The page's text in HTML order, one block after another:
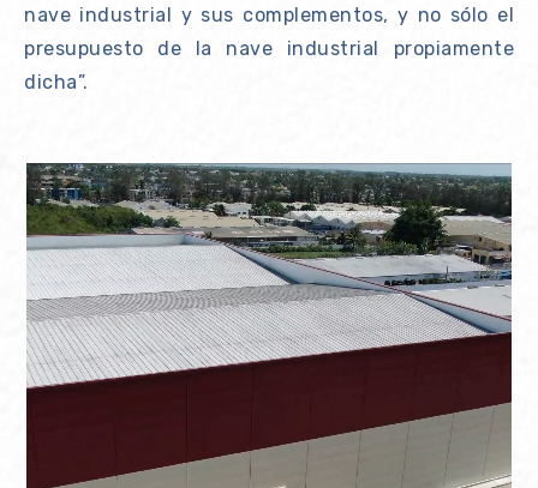
nave industrial y sus complementos, y no sólo el
presupuesto de la nave industrial propiamente
dicha”.